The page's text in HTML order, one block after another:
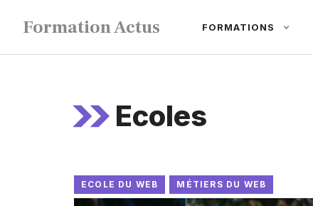
contenu
Formation Actus FORMATIONS
Ecoles
ECOLE DU WEB MÉTIERS DU WEB